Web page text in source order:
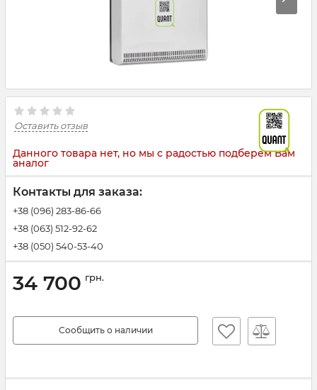
Оставить отзыв
Данного товара нет, но мы с радостью подберем Вам
аналог
Контакты для заказа:
+38 (096) 283-86-66
+38 (063) 512-92-62
+38 (050) 540-53-40
34 700 грн.
Сообщить о наличии